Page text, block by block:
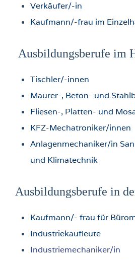
Verkäufer/-in
Kaufmann/-frau im
Ausbildungsberufe im
Tischler/-innen
Maurer-, Beton- und
Fliesen-, Platten- und
KFZ-Mechatroniker/innen
Anlagenmechaniker/in
und Klimatechnik
Ausbildungsberufe in
Kaufmann/- frau für
Industriekaufleute
Industriemechaniker/in